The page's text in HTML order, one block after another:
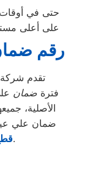
حتى في أوقات
على أعلى
رقم
تقدم
فترةضمان
الأصلية،
ضمان علي
و تكلفة صيانة عالية.